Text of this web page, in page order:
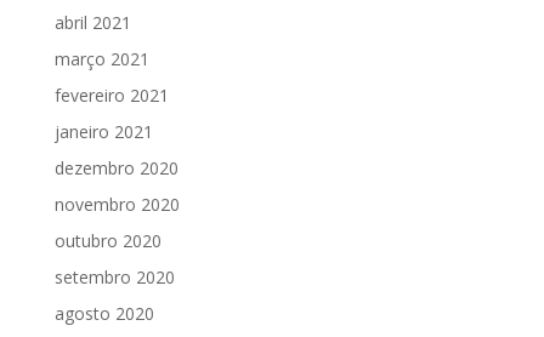
abril 2021
março 2021
fevereiro 2021
janeiro 2021
dezembro 2020
novembro 2020
outubro 2020
setembro 2020
agosto 2020